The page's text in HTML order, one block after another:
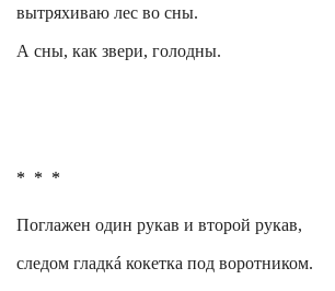
вытряхиваю лес во сны.
А сны, как звери, голодны.
* * *
Поглажен один рукав и второй рукав,
следом гладкá кокетка под воротником.